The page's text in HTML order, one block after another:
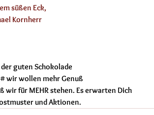
süßen Eck,
Kornherr
guten Schokolade
wir wollen mehr Genuß
wir für MEHR stehen. Es erwarten Dich
und Aktionen.